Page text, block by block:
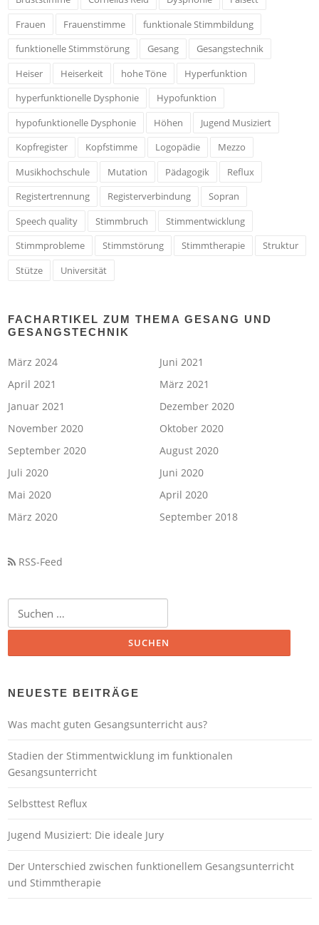
Frauen
Frauenstimme
funktionale Stimmbildung
funktionelle Stimmstörung
Gesang
Gesangstechnik
Heiser
Heiserkeit hohe Töne
Hyperfunktion
hyperfunktionelle Dysphonie
Hypofunktion
hypofunktionelle Dysphonie
Höhen
Jugend Musiziert
Kopfregister
Kopfstimme Logopädie
Mezzo
Musikhochschule
Mutation Pädagogik
Reflux
Registertrennung
Registerverbindung
Sopran
Speech quality
Stimmbruch
Stimmentwicklung
Stimmprobleme
Stimmstörung Stimmtherapie
Struktur
Stütze
Universität
FACHARTIKEL ZUM THEMA GESANG UND
GESANGSTECHNIK
März 2024
Juni 2021
April 2021
März 2021
Januar 2021
Dezember 2020
November 2020
Oktober 2020
September 2020
August 2020
Juli 2020
Juni 2020
Mai 2020
April 2020
März 2020
September 2018
RSS-Feed
nach:
NEUESTE BEITRÄGE
Was macht guten Gesangsunterricht aus?
Stadien der Stimmentwicklung im funktionalen
Gesangsunterricht
Selbsttest Reflux
Jugend Musiziert: Die ideale Jury
Der Unterschied zwischen funktionellem Gesangsunterricht
und Stimmtherapie